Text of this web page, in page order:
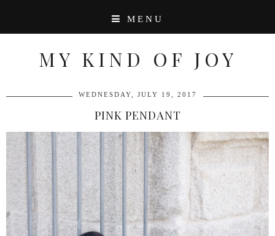
MENU
MY KIND OF JOY
WEDNESDAY, JULY 19, 2017
PINK PENDANT